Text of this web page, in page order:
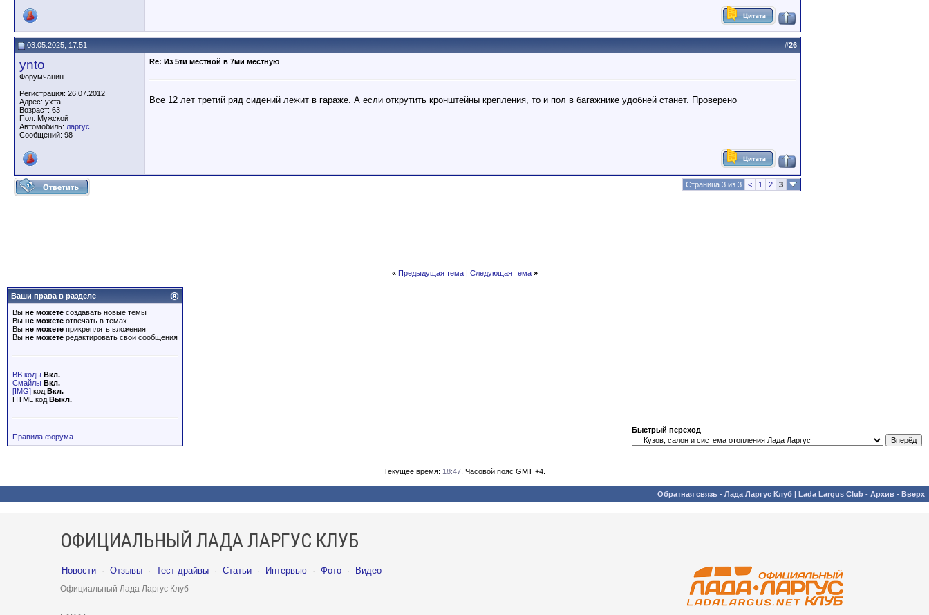
03.05.2025, 17:51 #26
ynto
Форумчанин
Регистрация: 26.07.2012
Адрес: ухта
Возраст: 63
Пол: Мужской
Автомобиль: ларгус
Сообщений: 98
Re: Из 5ти местной в 7ми местную
Все 12 лет третий ряд сидений лежит в гараже. А если открутить кронштейны крепления, то и пол в багажнике удобней станет. Проверено
Страница 3 из 3 < 1 2 3
« Предыдущая тема| Следующая тема »
Ваши права в разделе
Вы не можете создавать новые темы
Вы не можете отвечать в темах
Вы не можете прикреплять вложения
Вы не можете редактировать свои сообщения
BB коды Вкл.
Смайлы Вкл.
[IMG] код Вкл.
HTML код Выкл.
Правила форума
Быстрый переход
Текущее время: 18:47 . Часовой пояс GMT +4.
Обратная связь - Лада Ларгус Клуб | Lada Largus Club - Архив - Вверх
ОФИЦИАЛЬНЫЙ ЛАДА ЛАРГУС КЛУБ
Новости · Отзывы · Тест-драйвы · Статьи · Интервью · Фото · Видео
Официальный Лада Ларгус Клуб